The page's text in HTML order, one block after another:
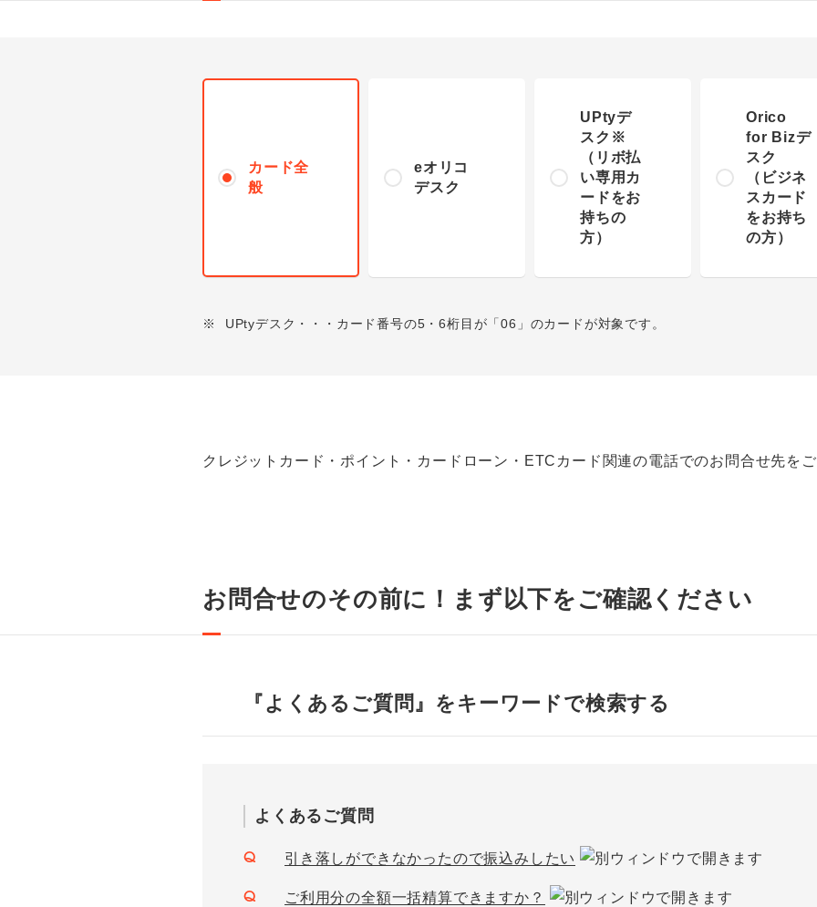
カード全
般
eオリコ
デスク
UPtyデ
スク※
（リボ払
い専用カ
ードをお
持ちの
方）
Orico
for Bizデ
スク
（ビジネ
スカード
をお持ち
の方）
※ UPtyデスク・・・カード番号の5・6桁目が「06」のカードが対象です。
クレジットカード・ポイント・カードローン・ETCカード関連の電話でのお問合せ先をご
お問合せのその前に！ まず以下をご確認ください
『よくあるご質問』をキーワードで検索する
よくあるご質問
Q 引き落しができなかったので振込みしたい
Q ご利用分の全額一括精算できますか？